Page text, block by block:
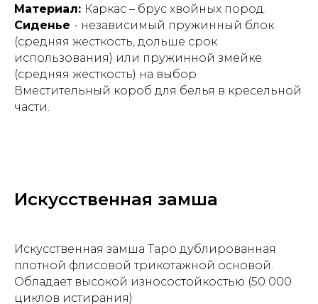
Материал: Каркас – брус хвойных пород.
Сиденье - независимый пружинный блок
(средняя жесткость, дольше срок
использования) или пружинной змейке
(средняя жесткость) на выбор
Вместительный короб для белья в кресельной
части.
Искусственная замша
Искусственная замша Таро дублированная
плотной флисовой трикотажной основой.
Обладает высокой износостойкостью (50 000
циклов истирания)